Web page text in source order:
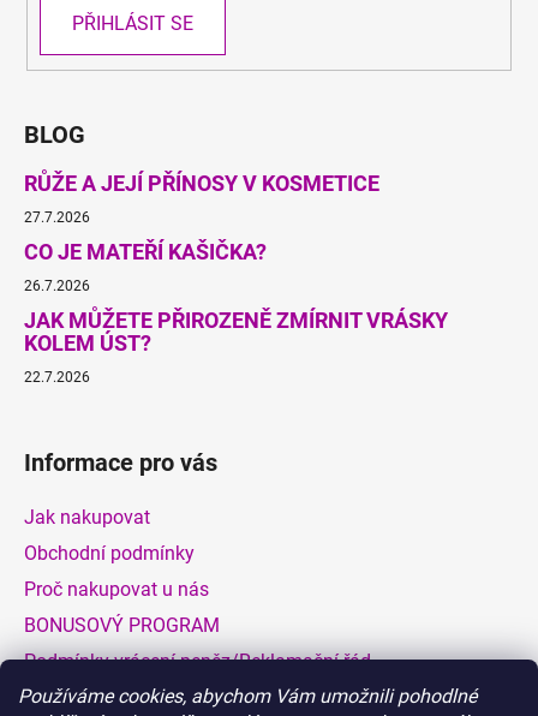
Používáme cookies, abychom Vám umožnili pohodlné
PŘIHLÁSIT SE
BLOG
RŮŽE A JEJÍ PŘÍNOSY V KOSMETICE
27.7.2026
CO JE MATEŘÍ KAŠIČKA?
26.7.2026
JAK MŮŽETE PŘIROZENĚ ZMÍRNIT VRÁSKY
KOLEM ÚST?
22.7.2026
Informace pro vás
Jak nakupovat
Obchodní podmínky
Proč nakupovat u nás
BONUSOVÝ PROGRAM
Podmínky vrácení peněz/Reklamační řád
Dodací a platební podmínky